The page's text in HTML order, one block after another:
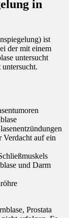
in
ist
der mit einem
untersucht
Verdacht auf ein
und Darm
Prostata